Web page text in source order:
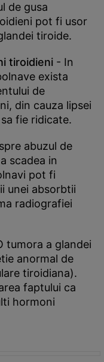
de gusa
pot fi usor
tiroide.
tiroidieni - In
exista
de
din cauza lipsei
fie ridicate.
abuzul de
scadea in
pot fi
unei absorbtii
radiografiei
tumora a glandei
anormal de
tiroidiana).
faptului ca
hormoni